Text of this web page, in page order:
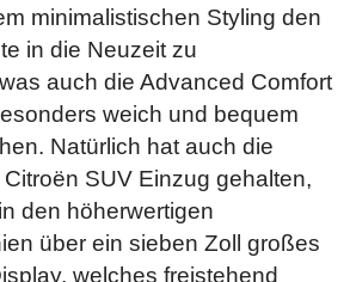
minimalistischen Styling den
in die Neuzeit zu
auch die Advanced Comfort
weich und bequem
Natürlich hat auch die
SUV Einzug gehalten,
den höherwertigen
über ein sieben Zoll großes
welches freistehend